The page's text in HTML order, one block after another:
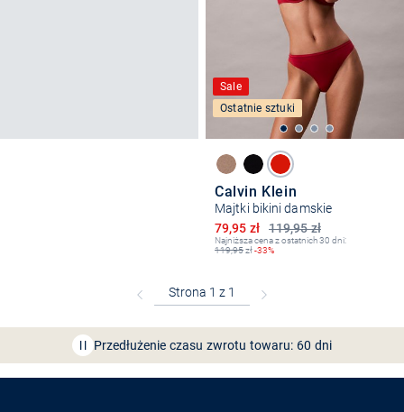
Sale
Ostatnie sztuki
Calvin Klein
Majtki bikini damskie
119,95 zł
Obniżona cena
79,95 zł
Najniższa cena z ostatnich 30 dni:
119,95zł-33%
Przedłużenie czasu zwrotu towaru: 60 dni
Odkryj aplikację VANGRAAF